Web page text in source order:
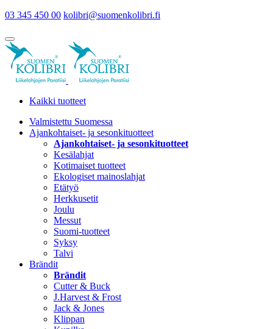
03 345 450 00 kolibri@suomenkolibri.fi
Kaikki tuotteet
Valmistettu Suomessa
Ajankohtaiset- ja sesonkituotteet
Ajankohtaiset- ja sesonkituotteet
Kesälahjat
Kotimaiset tuotteet
Ekologiset mainoslahjat
Etätyö
Herkkusetit
Joulu
Messut
Suomi-tuotteet
Syksy
Talvi
Brändit
Brändit
Cutter & Buck
J.Harvest & Frost
Jack & Jones
Klippan